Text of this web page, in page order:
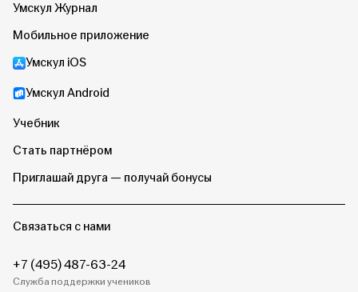
Умскул Журнал
Мобильное приложение
Умскул iOS
Умскул Android
Учебник
Стать партнёром
Приглашай друга — получай бонусы
Связаться с нами
+7 (495) 487-63-24
Служба поддержки учеников